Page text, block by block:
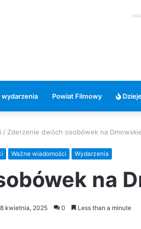
Powiat Filmowy
/ Zderzenie dwóch osobówek na
Ważne wiadomości Wydarzenia
na
kwietnia, 2025 0 Less than a minute